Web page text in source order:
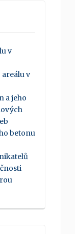
v
v
a jeho
betonu